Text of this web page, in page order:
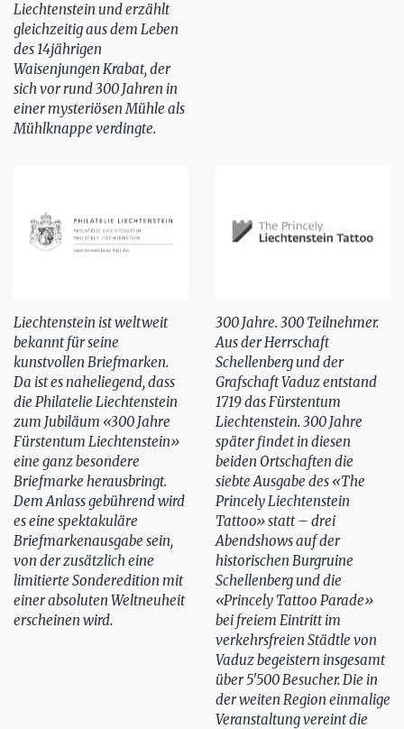
Liechtenstein und erzählt
gleichzeitig aus dem Leben
des 14jährigen
Waisenjungen Krabat, der
sich vor rund 300 Jahren in
einer mysteriösen Mühle als
Mühlknappe verdingte.
Liechtenstein ist weltweit
bekannt für seine
kunstvollen Briefmarken.
Da ist es naheliegend, dass
die Philatelie Liechtenstein
zum Jubiläum «300 Jahre
Fürstentum Liechtenstein»
eine ganz besondere
Briefmarke herausbringt.
Dem Anlass gebührend wird
es eine spektakuläre
Briefmarkenausgabe sein,
von der zusätzlich eine
limitierte Sonderedition mit
einer absoluten Weltneuheit
erscheinen wird.
300 Jahre. 300 Teilnehmer.
Aus der Herrschaft
Schellenberg und der
Grafschaft Vaduz entstand
1719 das Fürstentum
Liechtenstein. 300 Jahre
später findet in diesen
beiden Ortschaften die
siebte Ausgabe des «The
Princely Liechtenstein
Tattoo» statt – drei
Abendshows auf der
historischen Burgruine
Schellenberg und die
«Princely Tattoo Parade»
bei freiem Eintritt im
verkehrsfreien Städtle von
Vaduz begeistern insgesamt
über 5'500 Besucher. Die in
der weiten Region einmalige
Veranstaltung vereint die